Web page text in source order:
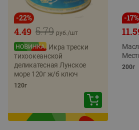
-22%
5.79
4.49 руб./шт
Икра трески
тихоокеанской
деликатесная Лунское
море 120г ж/б ключ
120г
-17%
200г